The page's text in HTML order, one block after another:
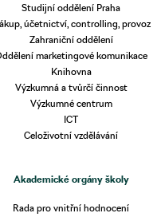
Studijní oddělení Praha
účetnictví, controlling, provoz
Zahraniční oddělení
marketingové komunikace
Knihovna
Výzkumná a tvůrčí činnost
Výzkumné centrum
ICT
Celoživotní vzdělávání
Akademické orgány školy
Rada pro vnitřní hodnocení